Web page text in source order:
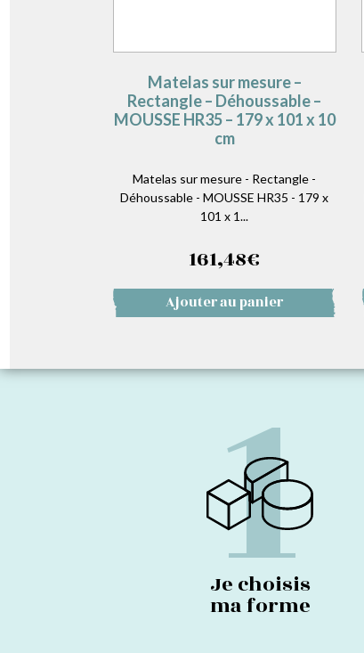
Matelas sur mesure –
Rectangle – Déhoussable –
MOUSSE HR35 – 179 x 101 x 10
cm
Matelas sur mesure - Rectangle -
Déhoussable - MOUSSE HR35 - 179 x
101 x 1...
161,48€
Ajouter au panier
1
Je choisis
ma forme